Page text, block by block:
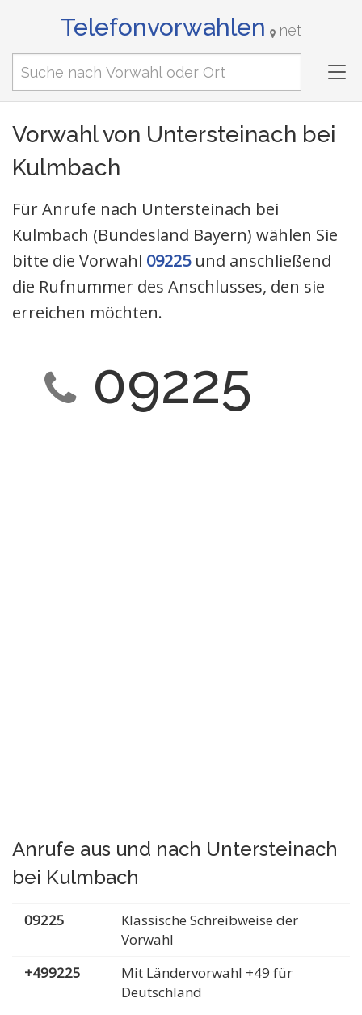
Telefonvorwahlen net
Vorwahl von Untersteinach bei
Kulmbach
Für Anrufe nach Untersteinach bei
Kulmbach (Bundesland Bayern) wählen Sie
bitte die Vorwahl 09225und anschließend
die Rufnummer des Anschlusses, den sie
erreichen möchten.
09225
Anrufe aus und nach Untersteinach
bei Kulmbach
09225
Klassische Schreibweise der
Vorwahl
+499225
Mit Ländervorwahl +49 für
Deutschland